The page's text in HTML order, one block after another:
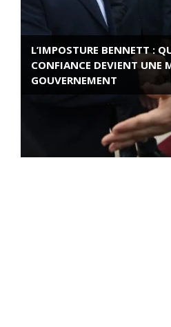
L’IMPOSTURE BENNETT :
CONFIANCE DEVIENT UNE
GOUVERNEMENT
ROSE VALLAND, HEROÏNE